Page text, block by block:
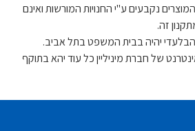
המוצרים נקבעים ע"י החנויות המורשות ואינם
זה.
של חברת מיניליין כל עוד יהא בתוקף